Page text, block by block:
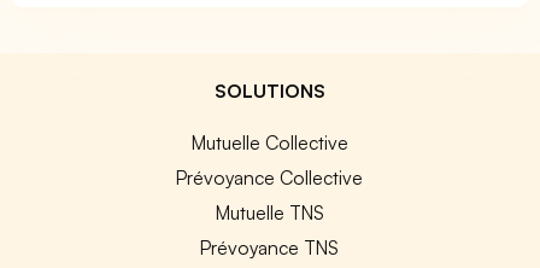
SOLUTIONS
Mutuelle Collective
Prévoyance Collective
Mutuelle TNS
Prévoyance TNS